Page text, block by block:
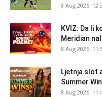
8 Aug 2026.
KVIZ: Da li
Meridian
8 Aug 2026.
Ljetnja slot
Summer
8 Aug 2026.